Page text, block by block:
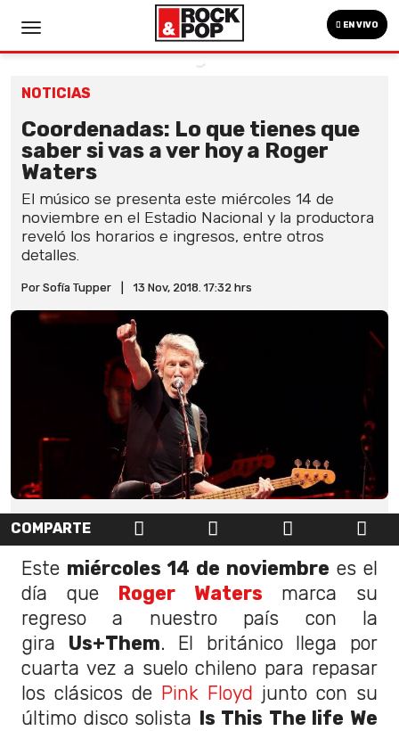
EN VIVO
NOTICIAS
Coordenadas: Lo que tienes que
saber si vas a ver hoy a Roger
Waters
El músico se presenta este miércoles 14 de
noviembre en el Estadio Nacional y la productora
reveló los horarios e ingresos, entre otros
detalles.
Por Sofía Tupper 13 Nov, 2018. 17:32 hrs
COMPARTE
Este miércoles 14 de noviembre es el
día que Roger Waters marca su
regreso a nuestro país con la
gira Us+Them. El británico llega por
cuarta vez a suelo chileno para repasar
los clásicos de Pink Floyd junto con su
último disco solista Is This The life We